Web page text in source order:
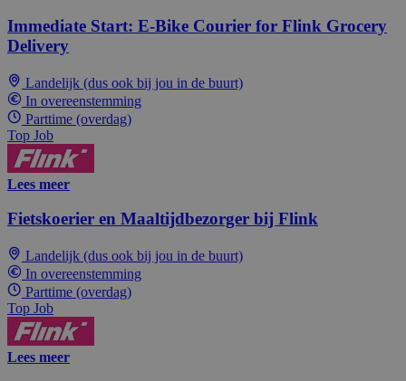
Immediate Start: E-Bike Courier for Flink Grocery
Delivery
Landelijk (dus ook bij jou in de buurt)
In overeenstemming
Parttime (overdag)
Top Job
Lees meer
Fietskoerier en Maaltijdbezorger bij Flink
Landelijk (dus ook bij jou in de buurt)
In overeenstemming
Parttime (overdag)
Top Job
Lees meer